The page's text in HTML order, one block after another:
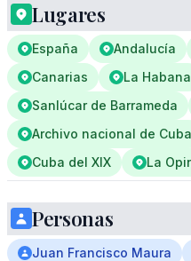
Lugares
España Andalucía
Canarias
La Habana
Sanlúcar de Barrameda
Archivo nacional de Cuba
Cuba del XIX
La
Personas
Juan Francisco Maura